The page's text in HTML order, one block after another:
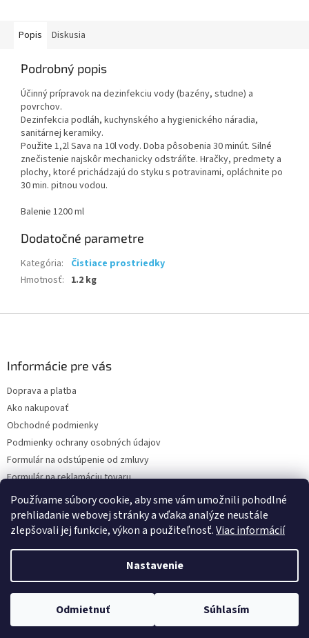
Používame súbory cookie, aby sme vám umožnili pohodlné
prehliadanie webovej stránky a vďaka analýze neustále
zlepšovali jej funkcie, výkon a použiteľnosť.Viac informácií
Nastavenie
Odmietnuť Súhlasím
Popis Diskusia
Podrobný popis
Účinný prípravok na dezinfekciu vody (bazény, studne) a
povrchov.
Dezinfekcia podláh, kuchynského a hygienického náradia,
sanitárnej keramiky.
Použite 1,2l Sava na 10l vody. Doba pôsobenia 30 minút. Silné
znečistenie najskôr mechanicky odstráňte. Hračky, predmety a
plochy, ktoré prichádzajú do styku s potravinami, opláchnite po
30 min. pitnou vodou.
Balenie 1200 ml
Dodatočné parametre
Kategória:
Čistiace prostriedky
Hmotnosť: 1.2 kg
Informácie pre vás
Doprava a platba
Ako nakupovať
Obchodné podmienky
Podmienky ochrany osobných údajov
Formulár na odstúpenie od zmluvy
Formulár na reklamáciu tovaru
Kontakty
Copyright 2026www.hygart.sk. Všetky práva vyhradené.Upraviť